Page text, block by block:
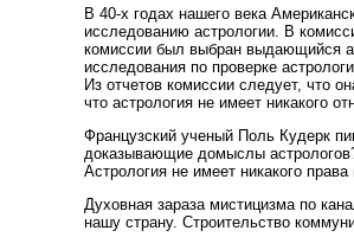
В 40-х годах нашего века
исследованию астрологии. В
комиссии был выбран выдающийся
исследования по проверке
Из отчетов комиссии следует, что
что астрология не имеет никакого
Французский ученый Поль Кудерк
доказывающие домыслы
Астрология не имеет никакого
Духовная зараза мистицизма по
нашу страну. Строительство